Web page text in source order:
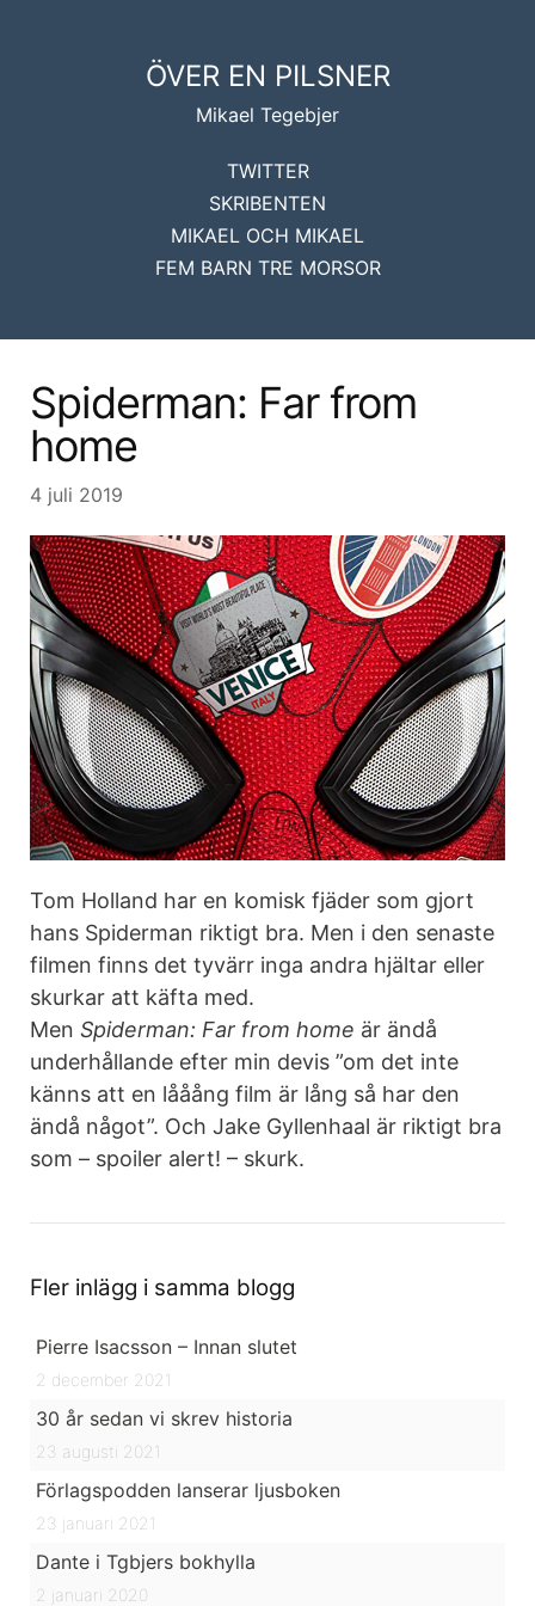
ÖVER EN PILSNER
Mikael Tegebjer
TWITTER
SKRIBENTEN
MIKAEL OCH MIKAEL
FEM BARN TRE MORSOR
Spiderman: Far from
home
4 juli 2019
Tom Holland har en komisk fjäder som gjort
hans Spiderman riktigt bra. Men i den senaste
filmen finns det tyvärr inga andra hjältar eller
skurkar att käfta med.
Men Spiderman: Far from home är ändå
underhållande efter min devis ”om det inte
känns att en lååång film är lång så har den
ändå något”. Och Jake Gyllenhaal är riktigt bra
som – spoiler alert! – skurk.
Fler inlägg i samma blogg
Pierre Isacsson – Innan slutet
2 december 2021
30 år sedan vi skrev historia
23 augusti 2021
Förlagspodden lanserar ljusboken
23 januari 2021
Dante i Tgbjers bokhylla
2 januari 2020